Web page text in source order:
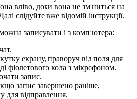
вліво, доки вона не зміниться на
слідуйте вже відомій інструкції.
записувати і з комп’ютера:
екрану, праворуч від поля для
фіолетового кола з мікрофоном.
запис.
запис завершено раніше,
для відправлення.